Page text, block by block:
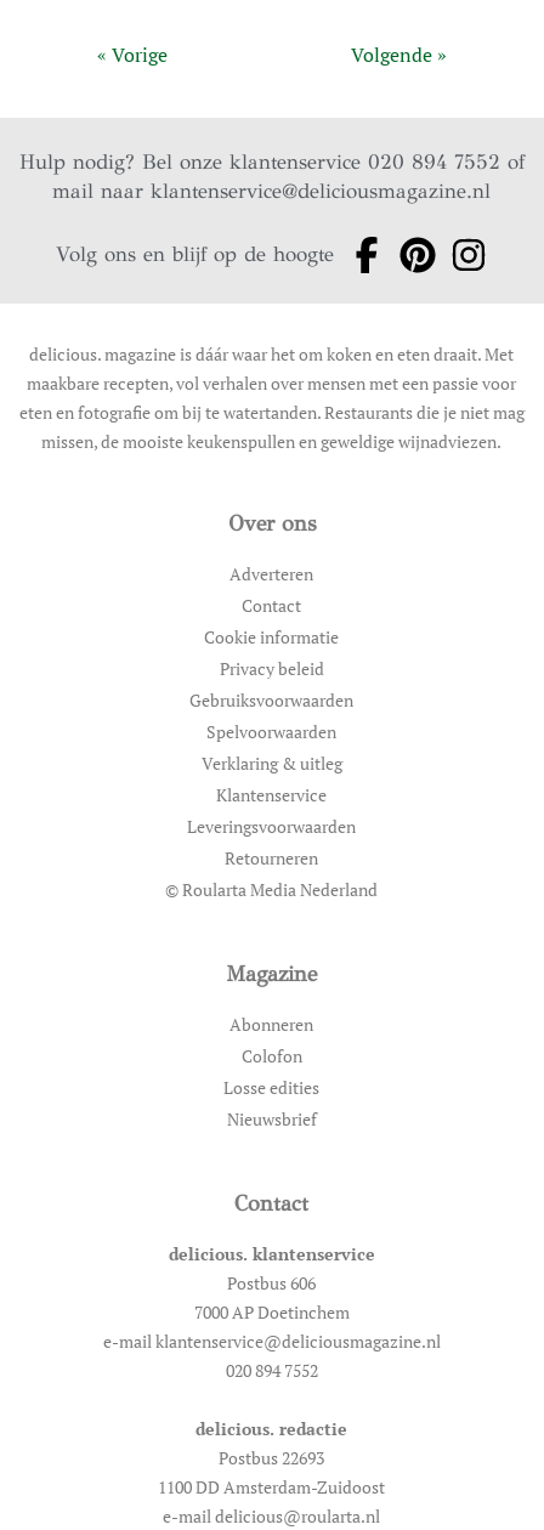
« Vorige Volgende »
Hulp nodig? Bel onze klantenservice 020 894 7552 of
mail naarklantenservice@deliciousmagazine.nl
Volg ons en blijf op de hoogte
delicious. magazine is dáár waar het om koken en eten draait. Met
maakbare recepten, vol verhalen over mensen met een passie voor
eten en fotografie om bij te watertanden. Restaurants die je niet mag
missen, de mooiste keukenspullen en geweldige wijnadviezen.
Over ons
Adverteren
Contact
Cookie informatie
Privacy beleid
Gebruiksvoorwaarden
Spelvoorwaarden
Verklaring & uitleg
Klantenservice
Leveringsvoorwaarden
Retourneren
© Roularta Media Nederland
Magazine
Abonneren
Colofon
Losse edities
Nieuwsbrief
Contact
delicious. klantenservice
Postbus 606
7000 AP Doetinchem
e-mail klantenservice@deliciousmagazine.nl
020 894 7552
delicious. redactie
Postbus 22693
1100 DD Amsterdam-Zuidoost
e-mail delicious@roularta.nl